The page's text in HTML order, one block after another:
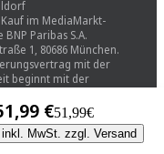
€51,99€
inkl. MwSt. zzgl. Versand
im MediaMarkt-
Paribas S.A.
1, 80686 München.
mit der
beginnt mit der
eines Samsung Galaxy
Flip8 in der Zeit vom